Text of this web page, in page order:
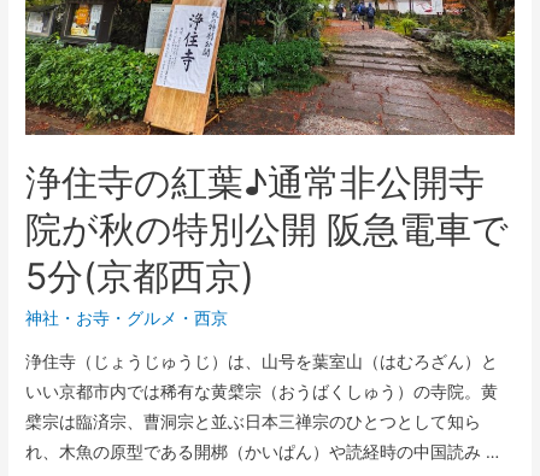
浄住寺の紅葉♪通常非公開寺
院が秋の特別公開 阪急電車で
5分(京都西京)
神社・お寺 ・ グルメ ・西京
浄住寺（じょうじゅうじ）は、山号を葉室山（はむろざん）と
いい京都市内では稀有な黄檗宗（おうばくしゅう）の寺院。黄
檗宗は臨済宗、曹洞宗と並ぶ日本三禅宗のひとつとして知ら
れ、木魚の原型である開梆（かいぱん）や読経時の中国読み …